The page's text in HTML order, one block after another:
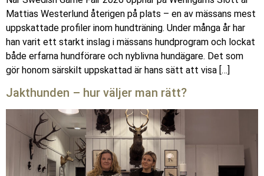
Mattias Westerlund återigen på plats – en av mässans mest
uppskattade profiler inom hundträning. Under många år har
han varit ett starkt inslag i mässans hundprogram och lockat
både erfarna hundförare och nyblivna hundägare. Det som
gör honom särskilt uppskattad är hans sätt att visa […]
Jakthunden – hur väljer man rätt?